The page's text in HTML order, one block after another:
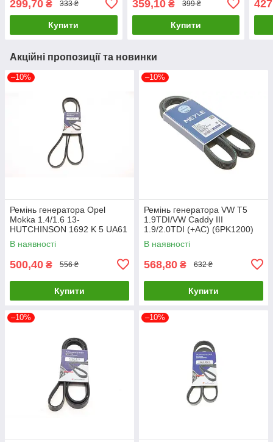
299,70 ₴ 333 ₴
Купити
359,10₴ 399 ₴
Купити
Акційні пропозиції та новинки
–10%
Ремінь генератора Opel
Mokka 1.4/1.6 13-
HUTCHINSON 1692 K 5 UA61
В наявності
500,40 ₴ 556 ₴
Купити
–10%
Ремінь генератора VW T5
1.9TDI/VW Caddy III
1.9/2.0TDI (+AC) (6PK1200)
MEYLE 050 006 1200/D UA61
В наявності
568,80 ₴ 632 ₴
Купити
–10% –10%